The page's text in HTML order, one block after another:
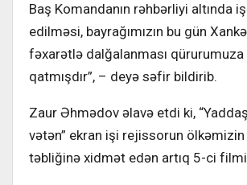
Baş Komandanın rəhbərliyi altında
edilməsi, bayrağımızın bu gün
fəxarətlə dalğalanması
qatmışdır”, – deyə səfir bildirib.
Zaur Əhmədov əlavə etdi ki,
vətən” ekran işi rejissorun
təbliğinə xidmət edən artıq 5-ci